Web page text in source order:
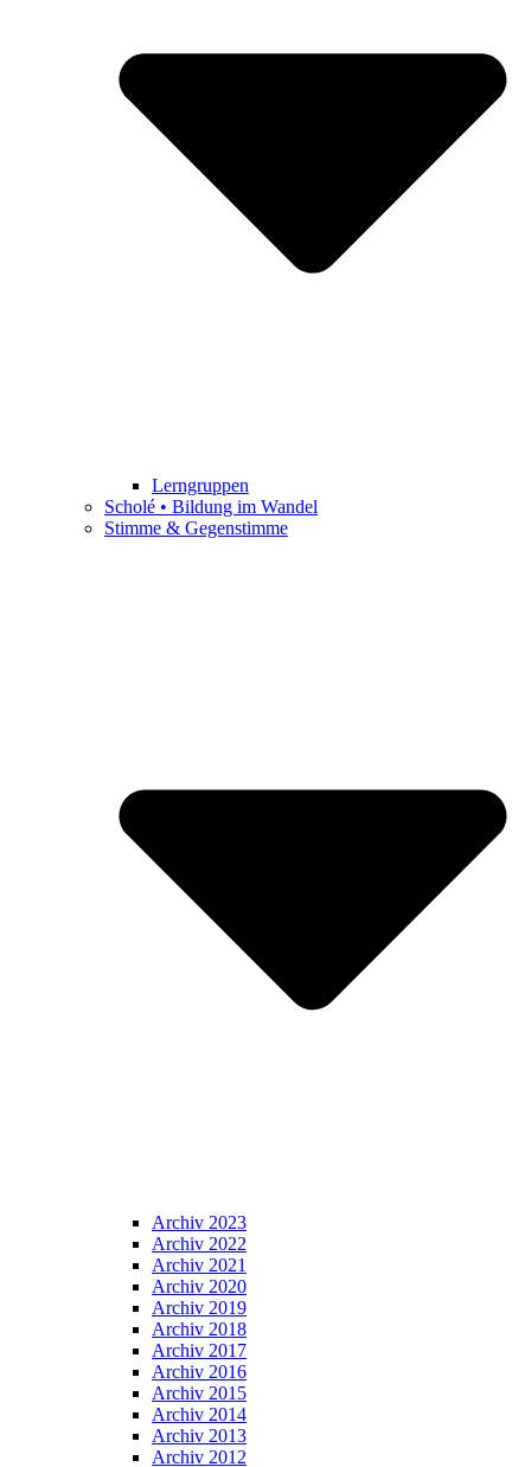
Lerngruppen
Scholé • Bildung im Wandel
Stimme & Gegenstimme
Archiv 2023
Archiv 2022
Archiv 2021
Archiv 2020
Archiv 2019
Archiv 2018
Archiv 2017
Archiv 2016
Archiv 2015
Archiv 2014
Archiv 2013
Archiv 2012